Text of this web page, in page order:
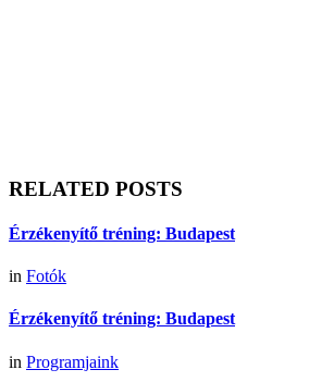
RELATED POSTS
Érzékenyítő tréning: Budapest
in Fotók
Érzékenyítő tréning: Budapest
in Programjaink